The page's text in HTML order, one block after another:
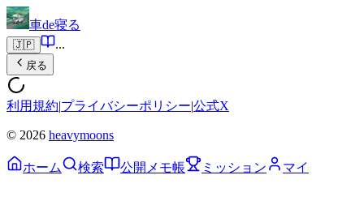
車de寝る
🇯🇵 ...
戻る
利用規約|プライバシーポリシー|公式X
© 2026 heavymoons
ホーム 検索 公開メモ帳 ミッション マイ